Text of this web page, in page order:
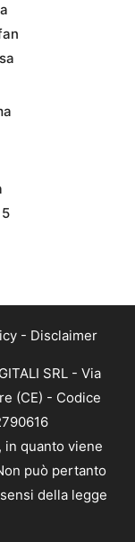
- Disclaimer
SRL - Via
(CE) - Codice
in quanto viene
può pertanto
della legge